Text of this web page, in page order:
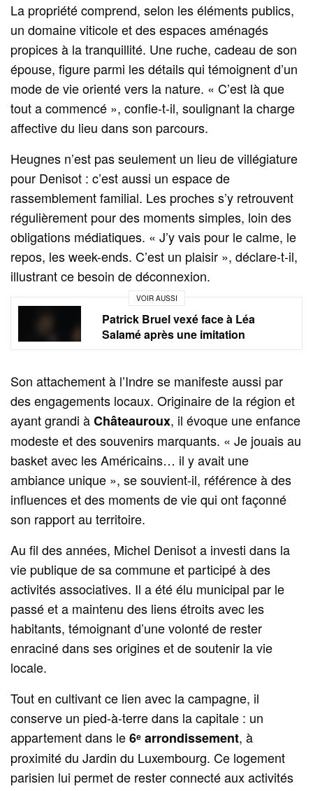
La propriété comprend, selon les éléments publics,
un domaine viticole et des espaces aménagés
propices à la tranquillité. Une ruche, cadeau de son
épouse, figure parmi les détails qui témoignent d’un
mode de vie orienté vers la nature. « C’est là que
tout a commencé », confie-t-il, soulignant la charge
affective du lieu dans son parcours.
Heugnes n’est pas seulement un lieu de villégiature
pour Denisot : c’est aussi un espace de
rassemblement familial. Les proches s’y retrouvent
régulièrement pour des moments simples, loin des
obligations médiatiques. « J’y vais pour le calme, le
repos, les week-ends. C’est un plaisir », déclare-t-il,
illustrant ce besoin de déconnexion.
VOIR AUSSI
Patrick Bruel vexé face à Léa
Salamé après une imitation
Son attachement à l’Indre se manifeste aussi par
des engagements locaux. Originaire de la région et
ayant grandi àChâteauroux, il évoque une enfance
modeste et des souvenirs marquants. « Je jouais au
basket avec les Américains… il y avait une
ambiance unique », se souvient-il, référence à des
influences et des moments de vie qui ont façonné
son rapport au territoire.
Au fil des années, Michel Denisot a investi dans la
vie publique de sa commune et participé à des
activités associatives. Il a été élu municipal par le
passé et a maintenu des liens étroits avec les
habitants, témoignant d’une volonté de rester
enraciné dans ses origines et de soutenir la vie
locale.
Tout en cultivant ce lien avec la campagne, il
conserve un pied-à-terre dans la capitale : un
appartement dans le6ᵉ arrondissement, à
proximité du Jardin du Luxembourg. Ce logement
parisien lui permet de rester connecté aux activités